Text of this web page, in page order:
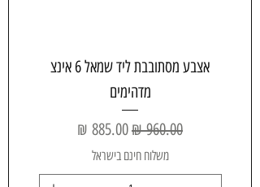
אצבע מסתובבת ליד שמאל 6 אינצ
מדהימים
سعر عاديسعر البيع
משלוח חינם בישראל